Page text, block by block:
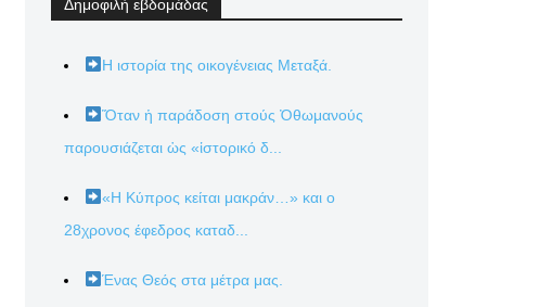
Δημοφιλή εβδομάδας
Η ιστορία της οικογένειας Μεταξά.
Ὅταν ἡ παράδοση στούς Ὀθωμανούς
παρουσιάζεται ὡς «ἱστορικό δ...
«Η Κύπρος κείται μακράν…» και ο
28χρονος έφεδρος καταδ...
Ένας Θεός στα μέτρα μας.